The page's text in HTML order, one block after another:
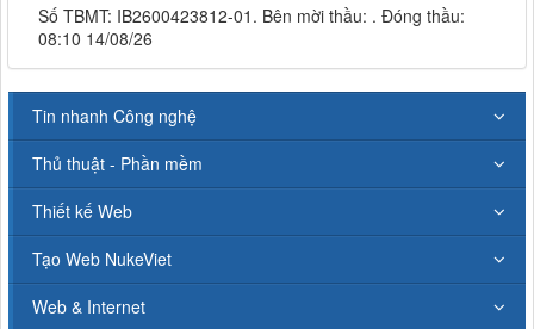
Số TBMT: IB2600423812-01. Bên mời thầu: . Đóng thầu:
08:10 14/08/26
Tin nhanh Công nghệ
Thủ thuật - Phần mềm
Thiết kế Web
Tạo Web NukeViet
Web & Internet